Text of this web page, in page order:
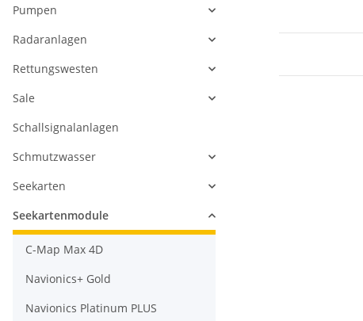
Pumpen
Radaranlagen
Rettungswesten
Sale
Schallsignalanlagen
Schmutzwasser
Seekarten
Seekartenmodule
C-Map Max 4D
Navionics+ Gold
Navionics Platinum PLUS